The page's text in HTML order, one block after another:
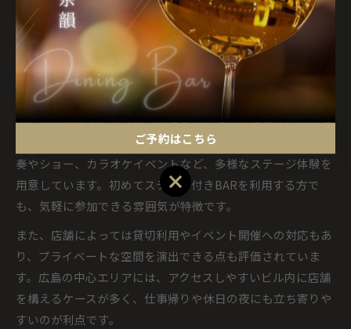
おくと、思い描いた夜の過ごし方が実現しやすくなります。
自分の目的や気分に合ったBAR選びが、特別なひとときを作
る第一歩となるでしょう。
広島市で注目のBARステージの特徴を徹底解説
広島市のBARステージは、個性豊かな演出と快適な店内環境
が魅力です。多くの店舗が音響や照明にこだわり、ライブ演
奏やショー、カラオケイベントなど、多様なステージ体験を
用意しています。初めてステージ付きBARを利用する方で
も、気軽に参加できる雰囲気が特徴です。
また、店舗によっては貸切利用やイベント開催への対応もあ
り、プライベートな空間を演出できる点も評価されていま
す。広島の中心エリアには、アクセスしやすいビル内に店舗
を構えるケースが多く、仕事帰りや休日の夜にも立ち寄りや
すいのが利点です。
ご予約はこちら
ご予約はこちら